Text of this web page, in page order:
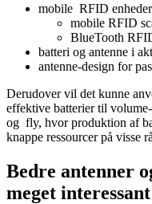
mobile RFID
mobile RFID
BlueTooth
batteri og antenne i
antenne-design for
Derudover vil det kunne
effektive batterier til
og fly, hvor produktion af
knappe ressourcer på visse
Bedre antenner
meget